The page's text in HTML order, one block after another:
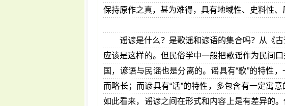
保持原作之真，甚为难得，具有地域性、史料性、
谣谚是什么？是歌谣和谚语的集合吗？从《
应该是这样的。但民俗学中一般把歌谣作为民间
国，谚语与民谣也是分离的。谣具有“歌”的特性
而略长；而谚具有“话”的特性，多包含有一定寓
如此看来，谣谚之间在形式和内容上是有差异的